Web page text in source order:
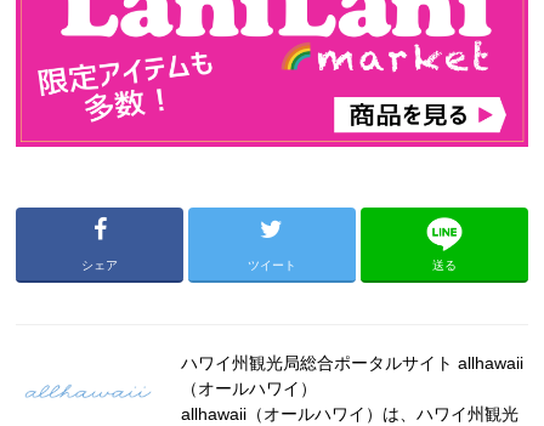
シェア ツイート 送る
ハワイ州観光局総合ポータルサイト allhawaii
（オールハワイ）
allhawaii（オールハワイ）は、ハワイ州観光